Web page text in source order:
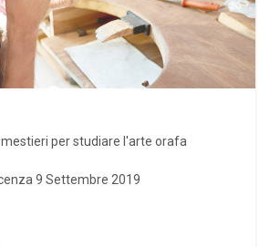
per studiare l'arte orafa
9 Settembre 2019